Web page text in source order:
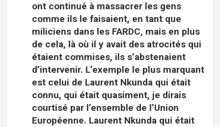
ont continué à massacrer les gens
comme ils le faisaient, en tant que
miliciens dans les FARDC, mais en plus
de cela, là où il y avait des atrocités qui
étaient commises, ils s’abstenaient
d’intervenir. L’exemple le plus marquant
est celui de Laurent Nkunda qui était
connu, qui était quasiment, je dirais
courtisé par l’ensemble de l’Union
Européenne. Laurent Nkunda qui était